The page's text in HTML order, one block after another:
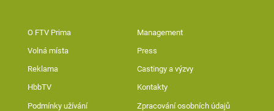
O FTV Prima Management
Volná místa Press
Reklama Castingy a výzvy
HbbTV Kontakty
Podmínky užívání Zpracování osobních údajů